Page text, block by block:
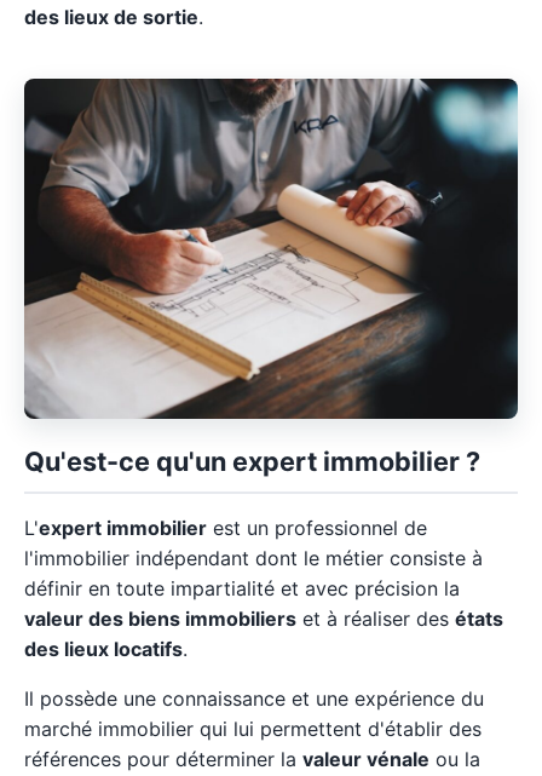
des lieux de sortie.
Qu'est-ce qu'un expert immobilier ?
L'expert immobilier est un professionnel de
l'immobilier indépendant dont le métier consiste à
définir en toute impartialité et avec précision la
valeur des biens immobiliers et à réaliser des états
des lieux locatifs.
Il possède une connaissance et une expérience du
marché immobilier qui lui permettent d'établir des
références pour déterminer la valeur vénale ou la